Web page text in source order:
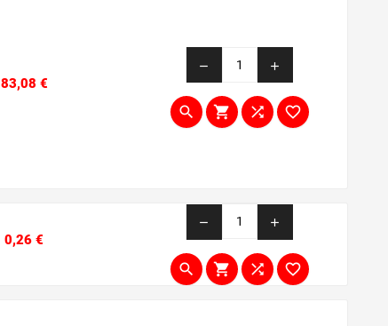
83,08 €Prezzo
remove add
   
0,26 €
remove add
   